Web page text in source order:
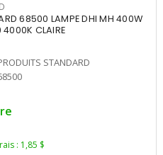
68500 LAMPE DHI MH 400W
4000K CLAIRE
STANDARD
: 1,85 $